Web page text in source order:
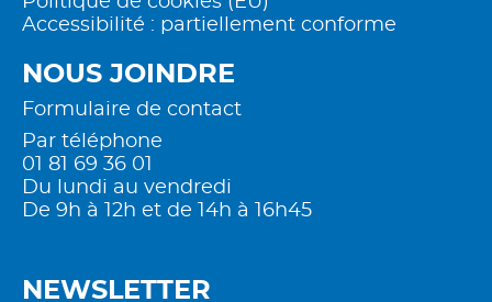
Accessibilité : partiellement conforme
NOUS JOINDRE
Formulaire de contact
Par téléphone
01 81 69 36 01
Du lundi au vendredi
De 9h à 12h et de 14h à 16h45
NEWSLETTER